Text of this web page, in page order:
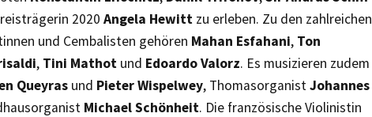
2020 Angela Hewitt zu erleben. Zu den zahlreichen
und Cembalisten gehören Mahan Esfahani, Ton
, Tini Mathot und Edoardo Valorz. Es musizieren zudem
Queyras und Pieter Wispelwey, ThomasorganistJohannes
Michael Schönheit. Die französische Violinistin